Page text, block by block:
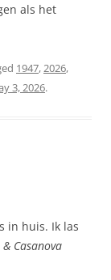
als het
1947,2026,
3, 2026.
in huis. Ik las
Casanova